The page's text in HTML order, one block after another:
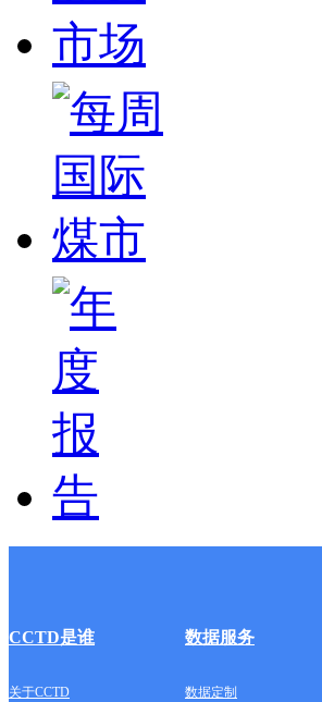
CCTD是谁 数据服务
关于CCTD 数据定制